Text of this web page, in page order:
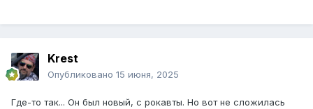
Krest
Опубликовано 15 июня, 2025
Где-то так... Он был новый, с рокавты. Но вот не сложилась